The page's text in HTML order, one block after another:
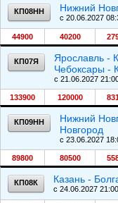
КП08НН Нижний
c 20.06.2027
44900 40200
КП07Я
Ярославль -
Чебоксары -
c 21.06.2027
133900 120000
КП09НН
Нижний
Новгород
c 23.06.2027
89800 80500
КП08К Казань -
c 24.06.2027